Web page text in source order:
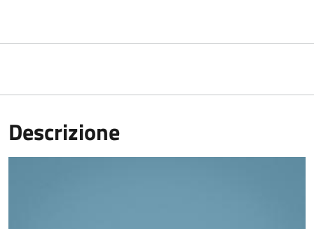
Descrizione